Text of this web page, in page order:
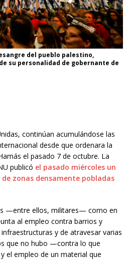
del pueblo palestino,
su personalidad de gobernante de
continúan acumulándose las
desde que ordenara la
el pasado 7 de octubre. La
publicó el pasado miércoles un
zonas densamente pobladas
—entre ellos, militares— como en
al empleo contra barrios y
y de atravesar varias
que no hubo —contra lo que
el empleo de un material que